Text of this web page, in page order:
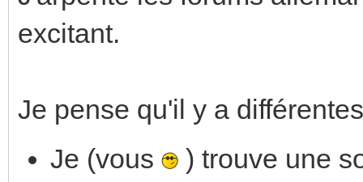
excitant.
Je pense qu'il y a
Je (vous
) trouve une